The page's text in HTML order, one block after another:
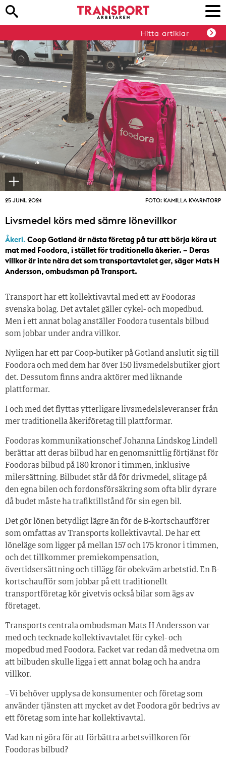
Hitta artiklar
25 JUNI, 2024 FOTO: KAMILLA KVARNTORP
Livsmedel körs med sämre lönevillkor
Åkeri. Coop Gotland är nästa företag på tur att börja köra ut
mat med Foodora, i stället för traditionella åkerier. – Deras
villkor är inte nära det som transportavtalet ger, säger Mats H
Andersson, ombudsman på Transport.
Transport har ett kollektivavtal med ett av Foodoras
svenska bolag. Det avtalet gäller cykel- och mopedbud.
Men i ett annat bolag anställer Foodora tusentals bilbud
som jobbar under andra villkor.
Nyligen har ett par Coop-butiker på Gotland anslutit sig till
Foodora och med dem har över 150 livsmedelsbutiker gjort
det. Dessutom finns andra aktörer med liknande
plattformar.
I och med det flyttas ytterligare livsmedelsleveranser från
mer traditionella åkeriföretag till plattformar.
Foodoras kommunikationschef Johanna Lindskog Lindell
berättar att deras bilbud har en genomsnittlig förtjänst för
Foodoras bilbud på 180 kronor i timmen, inklusive
milersättning. Bilbudet står då för drivmedel, slitage på
den egna bilen och fordonsförsäkring som ofta blir dyrare
då budet måste ha trafiktillstånd för sin egen bil.
Det gör lönen betydligt lägre än för de B-kortschaufförer
som omfattas av Transports kollektivavtal. De har ett
löneläge som ligger på mellan 157 och 175 kronor i timmen,
och det tillkommer premiekompensation,
övertidsersättning och tillägg för obekväm arbetstid. En B-
kortschaufför som jobbar på ett traditionellt
transportföretag kör givetvis också bilar som ägs av
företaget.
Transports centrala ombudsman Mats H Andersson var
med och tecknade kollektivavtalet för cykel- och
mopedbud med Foodora. Facket var redan då medvetna om
att bilbuden skulle ligga i ett annat bolag och ha andra
villkor.
– Vi behöver upplysa de konsumenter och företag som
använder tjänsten att mycket av det Foodora gör bedrivs av
ett företag som inte har kollektivavtal.
Vad kan ni göra för att förbättra arbetsvillkoren för
Foodoras bilbud?